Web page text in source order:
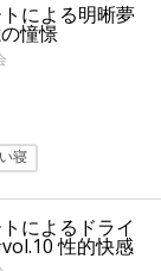
メスイキ
ー
による明晰夢
憧憬
寝
寝落ち
ル
によるドライ
性的快感